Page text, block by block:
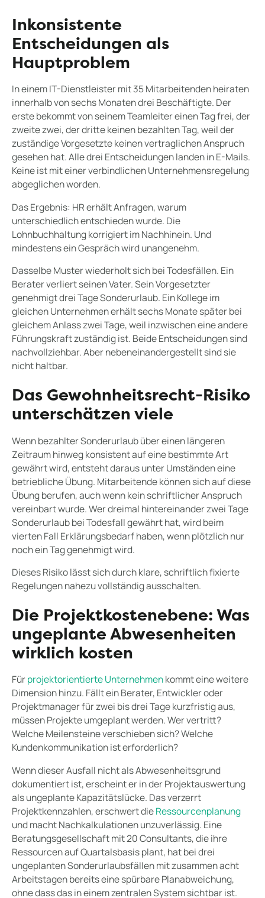
Inkonsistente
Entscheidungen als
Hauptproblem
In einem IT-Dienstleister mit 35 Mitarbeitenden heiraten
innerhalb von sechs Monaten drei Beschäftigte. Der
erste bekommt von seinem Teamleiter einen Tag frei, der
zweite zwei, der dritte keinen bezahlten Tag, weil der
zuständige Vorgesetzte keinen vertraglichen Anspruch
gesehen hat. Alle drei Entscheidungen landen in E-Mails.
Keine ist mit einer verbindlichen Unternehmensregelung
abgeglichen worden.
Das Ergebnis: HR erhält Anfragen, warum
unterschiedlich entschieden wurde. Die
Lohnbuchhaltung korrigiert im Nachhinein. Und
mindestens ein Gespräch wird unangenehm.
Dasselbe Muster wiederholt sich bei Todesfällen. Ein
Berater verliert seinen Vater. Sein Vorgesetzter
genehmigt drei Tage Sonderurlaub. Ein Kollege im
gleichen Unternehmen erhält sechs Monate später bei
gleichem Anlass zwei Tage, weil inzwischen eine andere
Führungskraft zuständig ist. Beide Entscheidungen sind
nachvollziehbar. Aber nebeneinandergestellt sind sie
nicht haltbar.
Das Gewohnheitsrecht-Risiko
unterschätzen viele
Wenn bezahlter Sonderurlaub über einen längeren
Zeitraum hinweg konsistent auf eine bestimmte Art
gewährt wird, entsteht daraus unter Umständen eine
betriebliche Übung. Mitarbeitende können sich auf diese
Übung berufen, auch wenn kein schriftlicher Anspruch
vereinbart wurde. Wer dreimal hintereinander zwei Tage
Sonderurlaub bei Todesfall gewährt hat, wird beim
vierten Fall Erklärungsbedarf haben, wenn plötzlich nur
noch ein Tag genehmigt wird.
Dieses Risiko lässt sich durch klare, schriftlich fixierte
Regelungen nahezu vollständig ausschalten.
Die Projektkostenebene: Was
ungeplante Abwesenheiten
wirklich kosten
Fürprojektorientierte Unternehmenkommt eine weitere
Dimension hinzu. Fällt ein Berater, Entwickler oder
Projektmanager für zwei bis drei Tage kurzfristig aus,
müssen Projekte umgeplant werden. Wer vertritt?
Welche Meilensteine verschieben sich? Welche
Kundenkommunikation ist erforderlich?
Wenn dieser Ausfall nicht als Abwesenheitsgrund
dokumentiert ist, erscheint er in der Projektauswertung
als ungeplante Kapazitätslücke. Das verzerrt
Projektkennzahlen, erschwert dieRessourcenplanung
und macht Nachkalkulationen unzuverlässig. Eine
Beratungsgesellschaft mit 20 Consultants, die ihre
Ressourcen auf Quartalsbasis plant, hat bei drei
ungeplanten Sonderurlaubsfällen mit zusammen acht
Arbeitstagen bereits eine spürbare Planabweichung,
ohne dass das in einem zentralen System sichtbar ist.